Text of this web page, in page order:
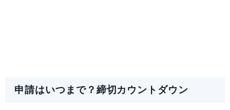
申請はいつまで？締切カウントダウン